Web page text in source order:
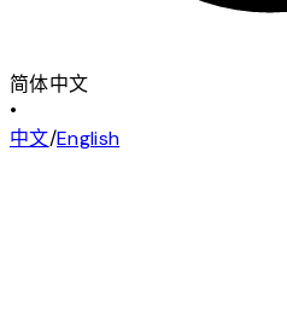
简体中文
•
中文/English